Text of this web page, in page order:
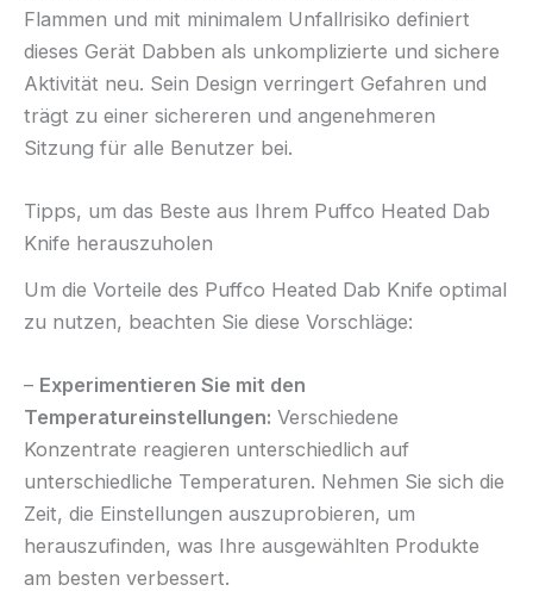
Flammen und mit minimalem Unfallrisiko definiert
dieses Gerät Dabben als unkomplizierte und sichere
Aktivität neu. Sein Design verringert Gefahren und
trägt zu einer sichereren und angenehmeren
Sitzung für alle Benutzer bei.
Tipps, um das Beste aus Ihrem Puffco Heated Dab
Knife herauszuholen
Um die Vorteile des Puffco Heated Dab Knife optimal
zu nutzen, beachten Sie diese Vorschläge:
– Experimentieren Sie mit den
Temperatureinstellungen: Verschiedene
Konzentrate reagieren unterschiedlich auf
unterschiedliche Temperaturen. Nehmen Sie sich die
Zeit, die Einstellungen auszuprobieren, um
herauszufinden, was Ihre ausgewählten Produkte
am besten verbessert.